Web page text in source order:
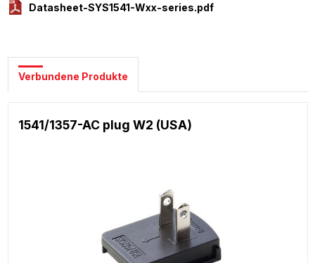
Datasheet-SYS1541-Wxx-series.pdf
Verbundene Produkte
1541/1357-AC plug W2 (USA)